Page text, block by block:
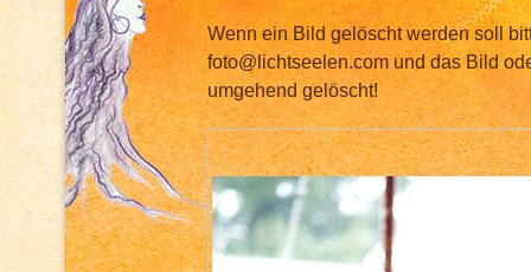
Wenn ein Bild gelöscht werden soll
foto@lichtseelen.com und das Bild
umgehend gelöscht!